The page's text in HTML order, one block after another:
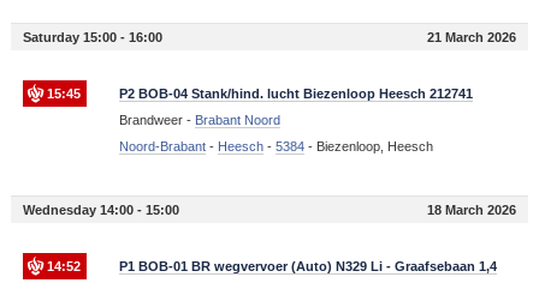
Saturday 15:00 - 16:00 21 March 2026
15:45
P2 BOB-04 Stank/hind. lucht Biezenloop Heesch 212741
Brandweer - Brabant Noord
Noord-Brabant- Heesch- 5384- Biezenloop, Heesch
Wednesday 14:00 - 15:00 18 March 2026
14:52
P1 BOB-01 BR wegvervoer (Auto) N329 Li - Graafsebaan 1,4